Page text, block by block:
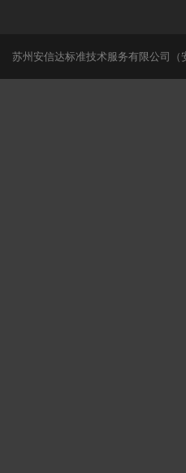
苏州安信达标准技术服务有限公司